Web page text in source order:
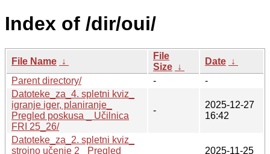
Index of /dir/oui/
File Name ↓
File
Size ↓
Date ↓
Parent directory/
-
-
Datoteke_za_4. spletni kviz_
igranje iger, planiranje_
Pregled poskusa _ Učilnica
FRI 25_26/
-
2025-12-27
16:42
Datoteke_za_2. spletni kviz_
strojno učenje 2_ Pregled
2025-11-25